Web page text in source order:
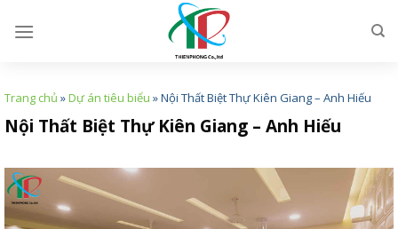
Trang chủ »Dự án tiêu biểu »Nội Thất Biệt Thự Kiên Giang – Anh Hiếu
Nội Thất Biệt Thự Kiên Giang – Anh Hiếu